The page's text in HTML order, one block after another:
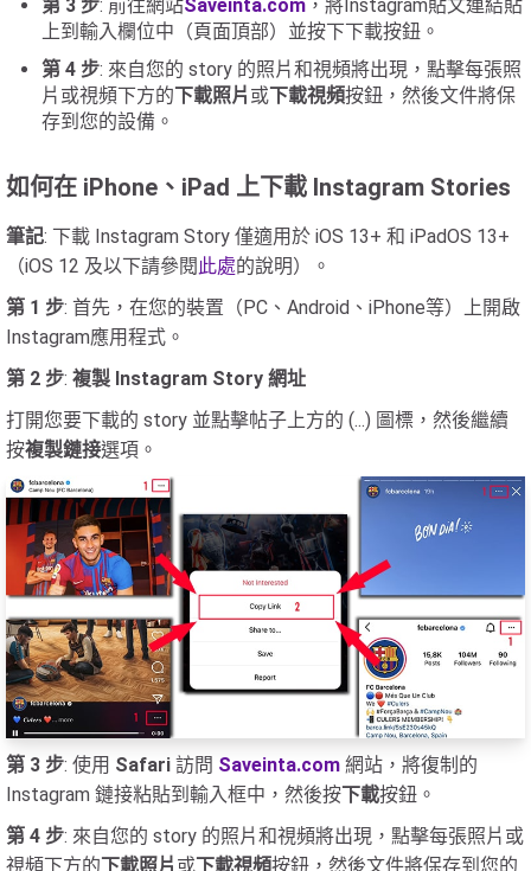
第 3 步: 前往網站Saveinta.com ，將Instagram貼文連結貼
上到輸入欄位中（頁面頂部）並按下下載按鈕。
第 4 步: 來自您的 story 的照片和視頻將出現，點擊每張照
片或視頻下方的下載照片 或下載視頻按鈕，然後文件將保
存到您的設備。
如何在 iPhone、iPad 上下載 Instagram Stories
筆記: 下載 Instagram Story 僅適用於 iOS 13+ 和 iPadOS 13+
（iOS 12 及以下請參閱 此處的說明）。
第 1 步: 首先，在您的裝置（PC、Android、iPhone等）上開啟
Instagram應用程式。
第 2 步: 複製 Instagram Story 網址
打開您要下載的 story 並點擊帖子上方的 (...) 圖標，然後繼續
按複製鏈接選項。
第 3 步: 使用 Safari 訪問 Saveinta.com 網站，將復制的
Instagram 鏈接粘貼到輸入框中，然後按下載按鈕。
第 4 步: 來自您的 story 的照片和視頻將出現，點擊每張照片或
視頻下方的下載照片 或下載視頻按鈕，然後文件將保存到您的